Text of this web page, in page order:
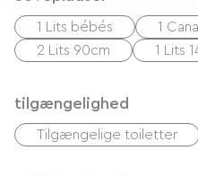
1 Lits bébés
1
2 Lits 90cm
1 Lits
tilgængelighed
Tilgængelige toiletter